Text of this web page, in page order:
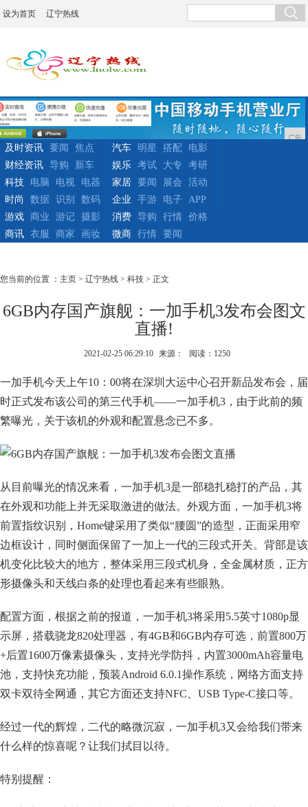
设为首页 辽宁热线
广告
及时资讯 要闻
焦点
财经资讯
导购 新车
汽车 明星 搭配
电影
娱乐
考试 大专
考研
科技
电脑 电视
电器
时尚
数据 识别 数码
家居 要闻 展会
活动
企业
手游 电子
APP
游戏
商业 游记
摄影
商讯
衣服 商家 画妆
消费 导购 行情
价格
微商
行情 要闻
您当前的位置 ： 主页 > 辽宁热线 > 科技 > 正文
6GB内存国产旗舰：一加手机3发布会图文
直播!
2021-02-25 06:29:10 来源： 阅读：1250
一加手机今天上午10：00将在深圳大运中心召开新品发布会，届
时正式发布该公司的第三代手机——一加手机3，由于此前的频
繁曝光，关于该机的外观和配置悬念已不多。
从目前曝光的情况来看，一加手机3是一部稳扎稳打的产品，其
在外观和功能上并无采取激进的做法。外观方面，一加手机3将
前置指纹识别，Home键采用了类似“腰圆”的造型，正面采用窄
边框设计，同时侧面保留了一加上一代的三段式开关。背部是该
机变化比较大的地方，整体采用三段式机身，全金属材质，正方
形摄像头和天线白条的处理也看起来有些眼熟。
配置方面，根据之前的报道，一加手机3将采用5.5英寸1080p显
示屏，搭载骁龙820处理器，有4GB和6GB内存可选，前置800万
+后置1600万像素摄像头，支持光学防抖，内置3000mAh容量电
池，支持快充功能，预装Android 6.0.1操作系统，网络方面支持
双卡双待全网通，其它方面还支持NFC、USB Type-C接口等。
经过一代的辉煌，二代的略微沉寂，一加手机3又会给我们带来
什么样的惊喜呢？让我们拭目以待。
特别提醒：